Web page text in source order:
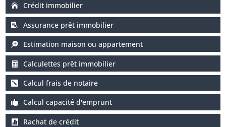
Crédit immobilier
Assurance prêt immobilier
Estimation maison ou appartement
Calculettes prêt immobilier
Calcul frais de notaire
Calcul capacité d'emprunt
Rachat de crédit